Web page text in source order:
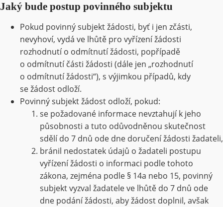
Jaký bude postup povinného subjektu
Pokud povinný subjekt žádosti, byť i jen zčásti,
nevyhoví, vydá ve lhůtě pro vyřízení žádosti
rozhodnutí o odmítnutí žádosti, popřípadě
o odmítnutí části žádosti (dále jen „rozhodnutí
o odmítnutí žádosti“), s výjimkou případů, kdy
se žádost odloží.
Povinný subjekt žádost odloží, pokud:
se požadované informace nevztahují k jeho
působnosti a tuto odůvodněnou skutečnost
sdělí do 7 dnů ode dne doručení žádosti žadateli,
bránil nedostatek údajů o žadateli postupu
vyřízení žádosti o informaci podle tohoto
zákona, zejména podle § 14a nebo 15, povinný
subjekt vyzval žadatele ve lhůtě do 7 dnů ode
dne podání žádosti, aby žádost doplnil, avšak